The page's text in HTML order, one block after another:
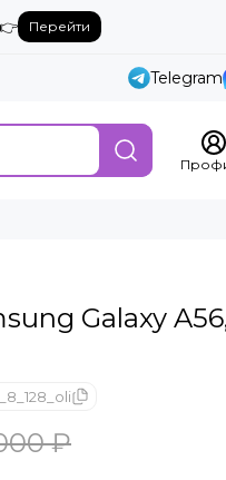
Перейти
Telegram
Galaxy
₽